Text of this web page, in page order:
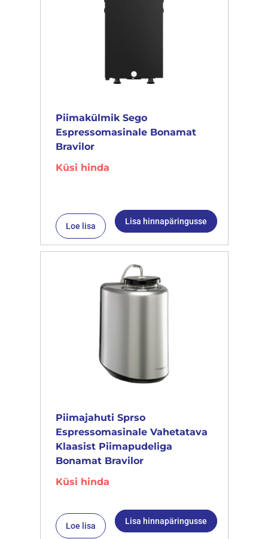
Piimakülmik Sego
Espressomasinale Bonamat
Bravilor
Küsi hinda
Loe lisa Lisa hinnapäringusse
Piimajahuti Sprso
Espressomasinale Vahetatava
Klaasist Piimapudeliga
Bonamat Bravilor
Küsi hinda
Loe lisa Lisa hinnapäringusse